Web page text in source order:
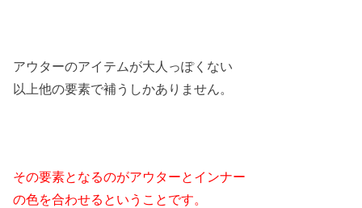
アウターのアイテムが大人っぽくない
以上他の要素で補うしかありません。
その要素となるのがアウターとインナー
の色を合わせるということです。